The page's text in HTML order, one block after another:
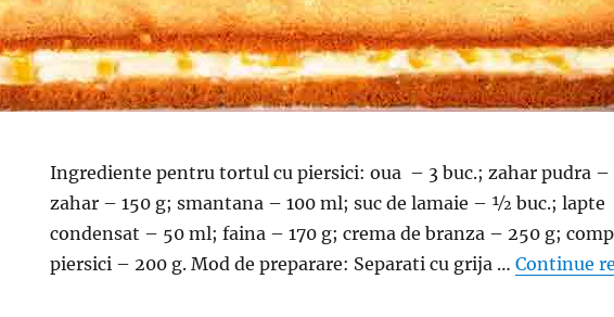
Ingrediente pentru tortul cu piersici: oua – 3 buc.; zahar pudra –
zahar – 150 g; smantana – 100 ml; suc de lamaie – ½ buc.; lapte
condensat – 50 ml; faina – 170 g; crema de branza – 250 g;
piersici – 200 g. Mod de preparare: Separati cu grija …Continue